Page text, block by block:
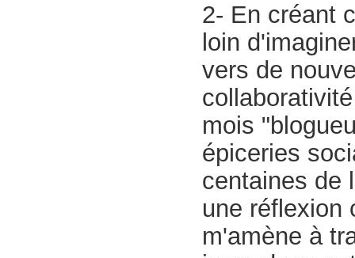
2- En créant
loin
vers de
mois
épiceries
centaines de
une réflexion
m'amène à